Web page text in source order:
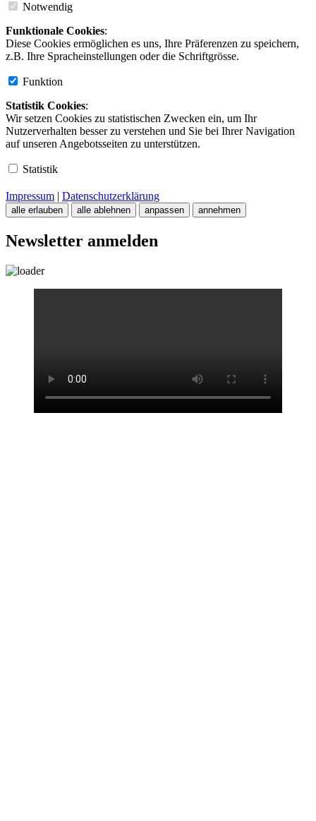
Notwendig
Funktionale Cookies:
Diese Cookies ermöglichen es uns, Ihre Präferenzen zu speichern,
z.B. Ihre Spracheinstellungen oder die Schriftgrösse.
Funktion
Statistik Cookies:
Wir setzen Cookies zu statistischen Zwecken ein, um Ihr
Nutzerverhalten besser zu verstehen und Sie bei Ihrer Navigation
auf unseren Angebotsseiten zu unterstützen.
Statistik
Impressum Datenschutzerklärung
alle erlauben alle ablehnen anpassen annehmen
Newsletter anmelden